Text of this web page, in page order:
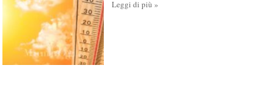
Leggi di più »